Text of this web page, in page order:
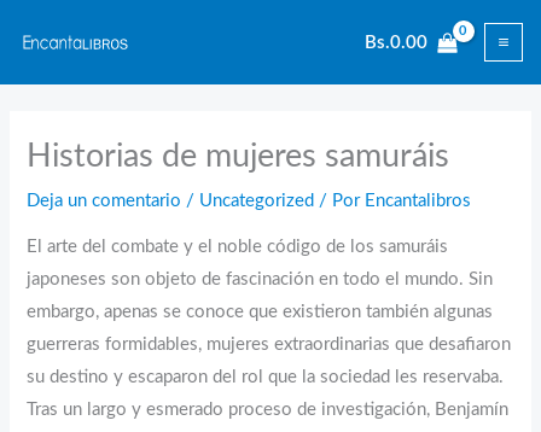
contenido
Bs.0.00
Historias de mujeres samuráis
Deja un comentario / Uncategorized / Por Encantalibros
El arte del combate y el noble código de los samuráis
japoneses son objeto de fascinación en todo el mundo. Sin
embargo, apenas se conoce que existieron también algunas
guerreras formidables, mujeres extraordinarias que desafiaron
su destino y escaparon del rol que la sociedad les reservaba.
Tras un largo y esmerado proceso de investigación, Benjamín